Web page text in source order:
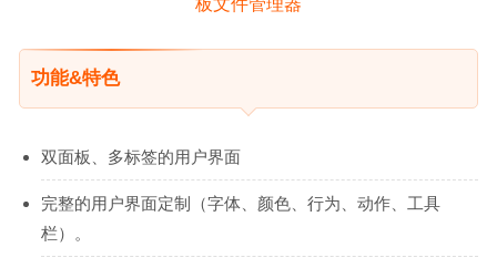
功能&特色
双面板、多标签的用户界面
完整的用户界面定制（字体、颜色、行为、动作、工具
栏）。